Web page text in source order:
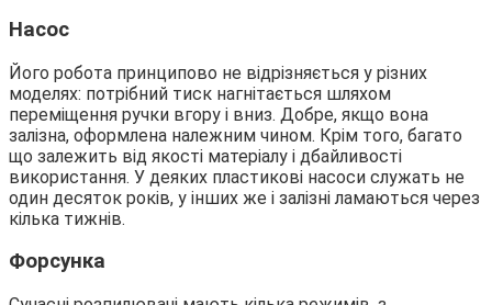
Насос
Його робота принципово не відрізняється у різних
моделях: потрібний тиск нагнітається шляхом
переміщення ручки вгору і вниз. Добре, якщо вона
залізна, оформлена належним чином. Крім того, багато
що залежить від якості матеріалу і дбайливості
використання. У деяких пластикові насоси служать не
один десяток років, у інших же і залізні ламаються через
кілька тижнів.
Форсунка